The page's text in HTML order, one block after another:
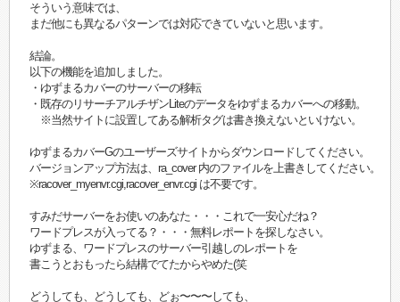
そういう意味では、
まだ他にも異なるパターンでは対応できていないと思います。
結論。
以下の機能を追加しました。
・ゆずまるカバーのサーバーの移転
・既存のリサーチアルチザンLiteのデータをゆずまるカバーへの移動。
※当然サイトに設置してある解析タグは書き換えないといけない。
ゆずまるカバーGのユーザーズサイトからダウンロードしてください。
バージョンアップ方法は、ra_cover 内のファイルを上書きしてください。
※racover_myenvr.cgi,racover_envr.cgi は不要です。
すみだサーバーをお使いのあなた・・・これで一安心だね？
ワードプレスが入ってる？・・・無料レポートを探しなさい。
ゆずまる、ワードプレスのサーバー引越しのレポートを
書こうとおもったら結構でてたからやめた(笑
どうしても、どうしても、どぉ〜〜〜しても、